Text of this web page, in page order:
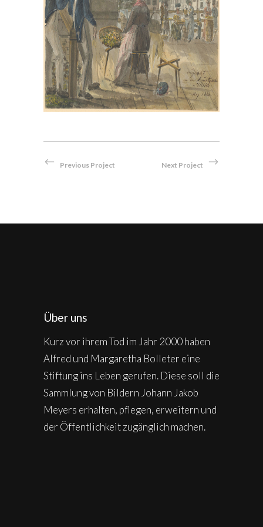
Bei der Hauptwache in Zürich,
1814
Aquarell
Previous Project Next Project
Über uns
Kurz vor ihrem Tod im Jahr 2000 haben
Alfred und Margaretha Bolleter eine
Stiftung ins Leben gerufen. Diese soll die
Sammlung von Bildern Johann Jakob
Meyers erhalten, pflegen, erweitern und
der Öffentlichkeit zugänglich machen.